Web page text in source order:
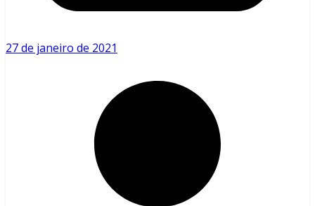
27 de janeiro de 2021